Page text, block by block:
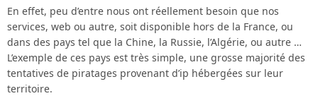
En effet, peu d’entre nous ont réellement besoin que nos
services, web ou autre, soit disponible hors de la France, ou
dans des pays tel que la Chine, la Russie, l’Algérie, ou autre …
L’exemple de ces pays est très simple, une grosse majorité des
tentatives de piratages provenant d’ip hébergées sur leur
territoire.